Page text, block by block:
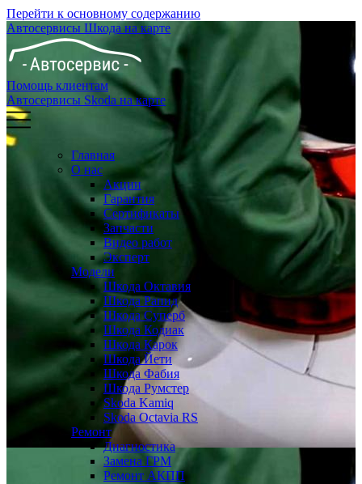
Перейти к основному содержанию
Автосервисы Шкода на карте
Помощь клиентам
Автосервисы Skoda на карте
Главная
О нас
Акции
Гарантия
Сертификаты
Запчасти
Видео работ
Эксперт
Модели
Шкода Октавия
Шкода Рапид
Шкода Суперб
Шкода Кодиак
Шкода Карок
Шкода Йети
Шкода Фабия
Шкода Румстер
Skoda Kamiq
Skoda Octavia RS
Ремонт
Диагностика
Замена ГРМ
Ремонт АКПП